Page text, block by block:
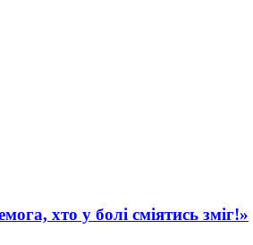
хто у болі сміятись зміг!»